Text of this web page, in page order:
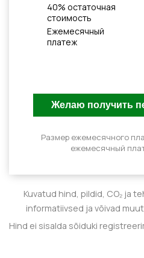
40% остаточная
стоимость
Ежемесячный
платеж
Размер ежемесячного
ежемесячный
Kuvatud hind, pildid, CO₂ ja
informatiivsed ja võivad
Hind ei sisalda sõiduki